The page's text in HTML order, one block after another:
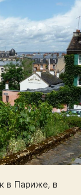
в Париже, в